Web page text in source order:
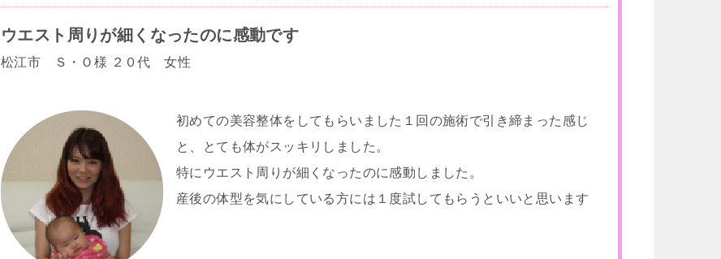
ウエスト周りが細くなったのに感動です
松江市 Ｓ・Ｏ様 ２０代 女性
初めての美容整体をしてもらいました１回の施術で引き締まった感じ
と、とても体がスッキリしました。
特にウエスト周りが細くなったのに感動しました。
産後の体型を気にしている方には１度試してもらうといいと思います